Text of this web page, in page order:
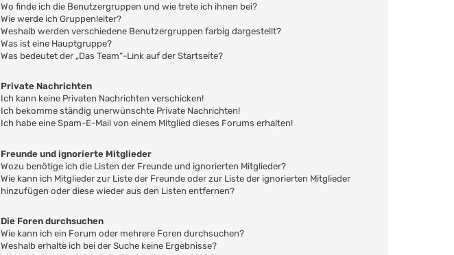
Wo finde ich die Benutzergruppen und wie trete ich ihnen bei?
Wie werde ich Gruppenleiter?
Weshalb werden verschiedene Benutzergruppen farbig dargestellt?
Was ist eine Hauptgruppe?
Was bedeutet der „Das Team“-Link auf der Startseite?
Private Nachrichten
Ich kann keine Privaten Nachrichten verschicken!
Ich bekomme ständig unerwünschte Private Nachrichten!
Ich habe eine Spam-E-Mail von einem Mitglied dieses Forums erhalten!
Freunde und ignorierte Mitglieder
Wozu benötige ich die Listen der Freunde und ignorierten Mitglieder?
Wie kann ich Mitglieder zur Liste der Freunde oder zur Liste der ignorierten Mitglieder
hinzufügen oder diese wieder aus den Listen entfernen?
Die Foren durchsuchen
Wie kann ich ein Forum oder mehrere Foren durchsuchen?
Weshalb erhalte ich bei der Suche keine Ergebnisse?